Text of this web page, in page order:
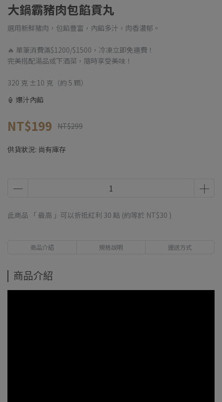
大鍋霸豬肉包餡貢丸
選用新鮮豬肉，包餡豐富，內餡多汁，肉香濃郁。
🔥 單筆消費滿$1200/$1500，冷凍立即免運費！
完美搭配湯品或下酒菜，隨時享受美味！
320 克 ±10 克（約 5 顆）
🏮 爆汁內餡
NT$199 NT$299
供貨狀況: 尚有庫存
此商品 「 最高 」可以折抵紅利 30 點 (約等於 NT$30 )
商品介紹 規格說明 運送方式
商品介紹